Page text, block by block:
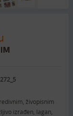
živopisnim
izrađen, lagan,